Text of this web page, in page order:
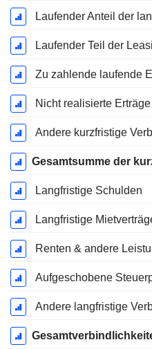
Laufender Anteil der
Laufender Teil der
Zu zahlende laufende
Nicht realisierte
Andere kurzfristige
Langfristige Schulden
Langfristige
Aufgeschobene
Andere langfristige